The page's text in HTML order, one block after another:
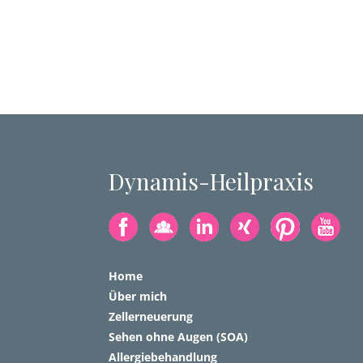
Dynamis-Heilpraxis
Home
Über mich
Zellerneuerung
Sehen ohne Augen (SOA)
Allergiebehandlung